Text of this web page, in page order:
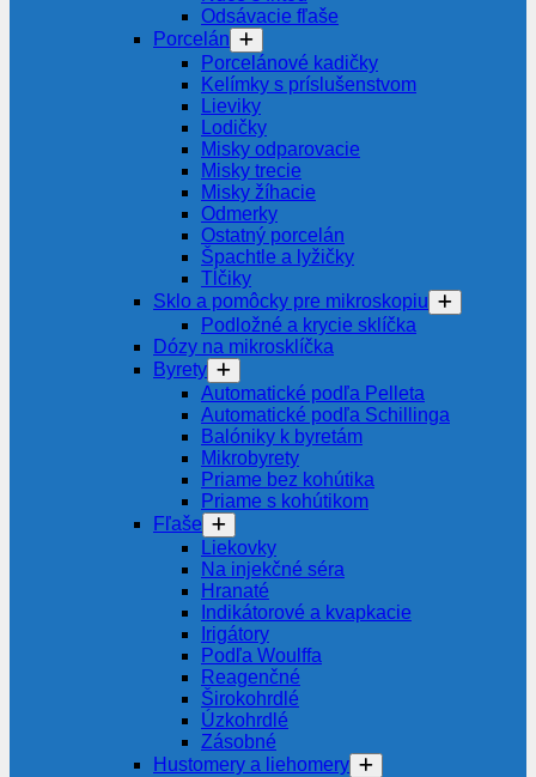
Odsávacie fľaše
Porcelán
Porcelánové kadičky
Kelímky s príslušenstvom
Lieviky
Lodičky
Misky odparovacie
Misky trecie
Misky žíhacie
Odmerky
Ostatný porcelán
Špachtle a lyžičky
Tĺčiky
Sklo a pomôcky pre mikroskopiu
Podložné a krycie sklíčka
Dózy na mikrosklíčka
Byrety
Automatické podľa Pelleta
Automatické podľa Schillinga
Balóniky k byretám
Mikrobyrety
Priame bez kohútika
Priame s kohútikom
Fľaše
Liekovky
Na injekčné séra
Hranaté
Indikátorové a kvapkacie
Irigátory
Podľa Woulffa
Reagenčné
Širokohrdlé
Úzkohrdlé
Zásobné
Hustomery a liehomery